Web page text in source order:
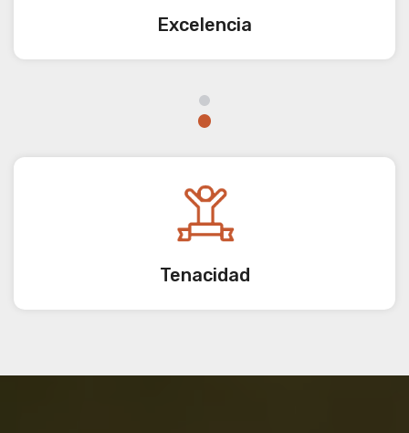
Excelencia
Tenacidad